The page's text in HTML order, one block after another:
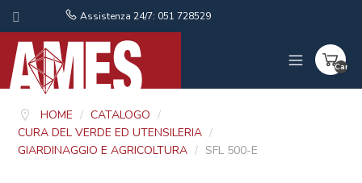
Assistenza 24/7: 051 728529
HOME / CATALOGO /
CURA DEL VERDE ED UTENSILERIA /
GIARDINAGGIO E AGRICOLTURA / SFL 500-E